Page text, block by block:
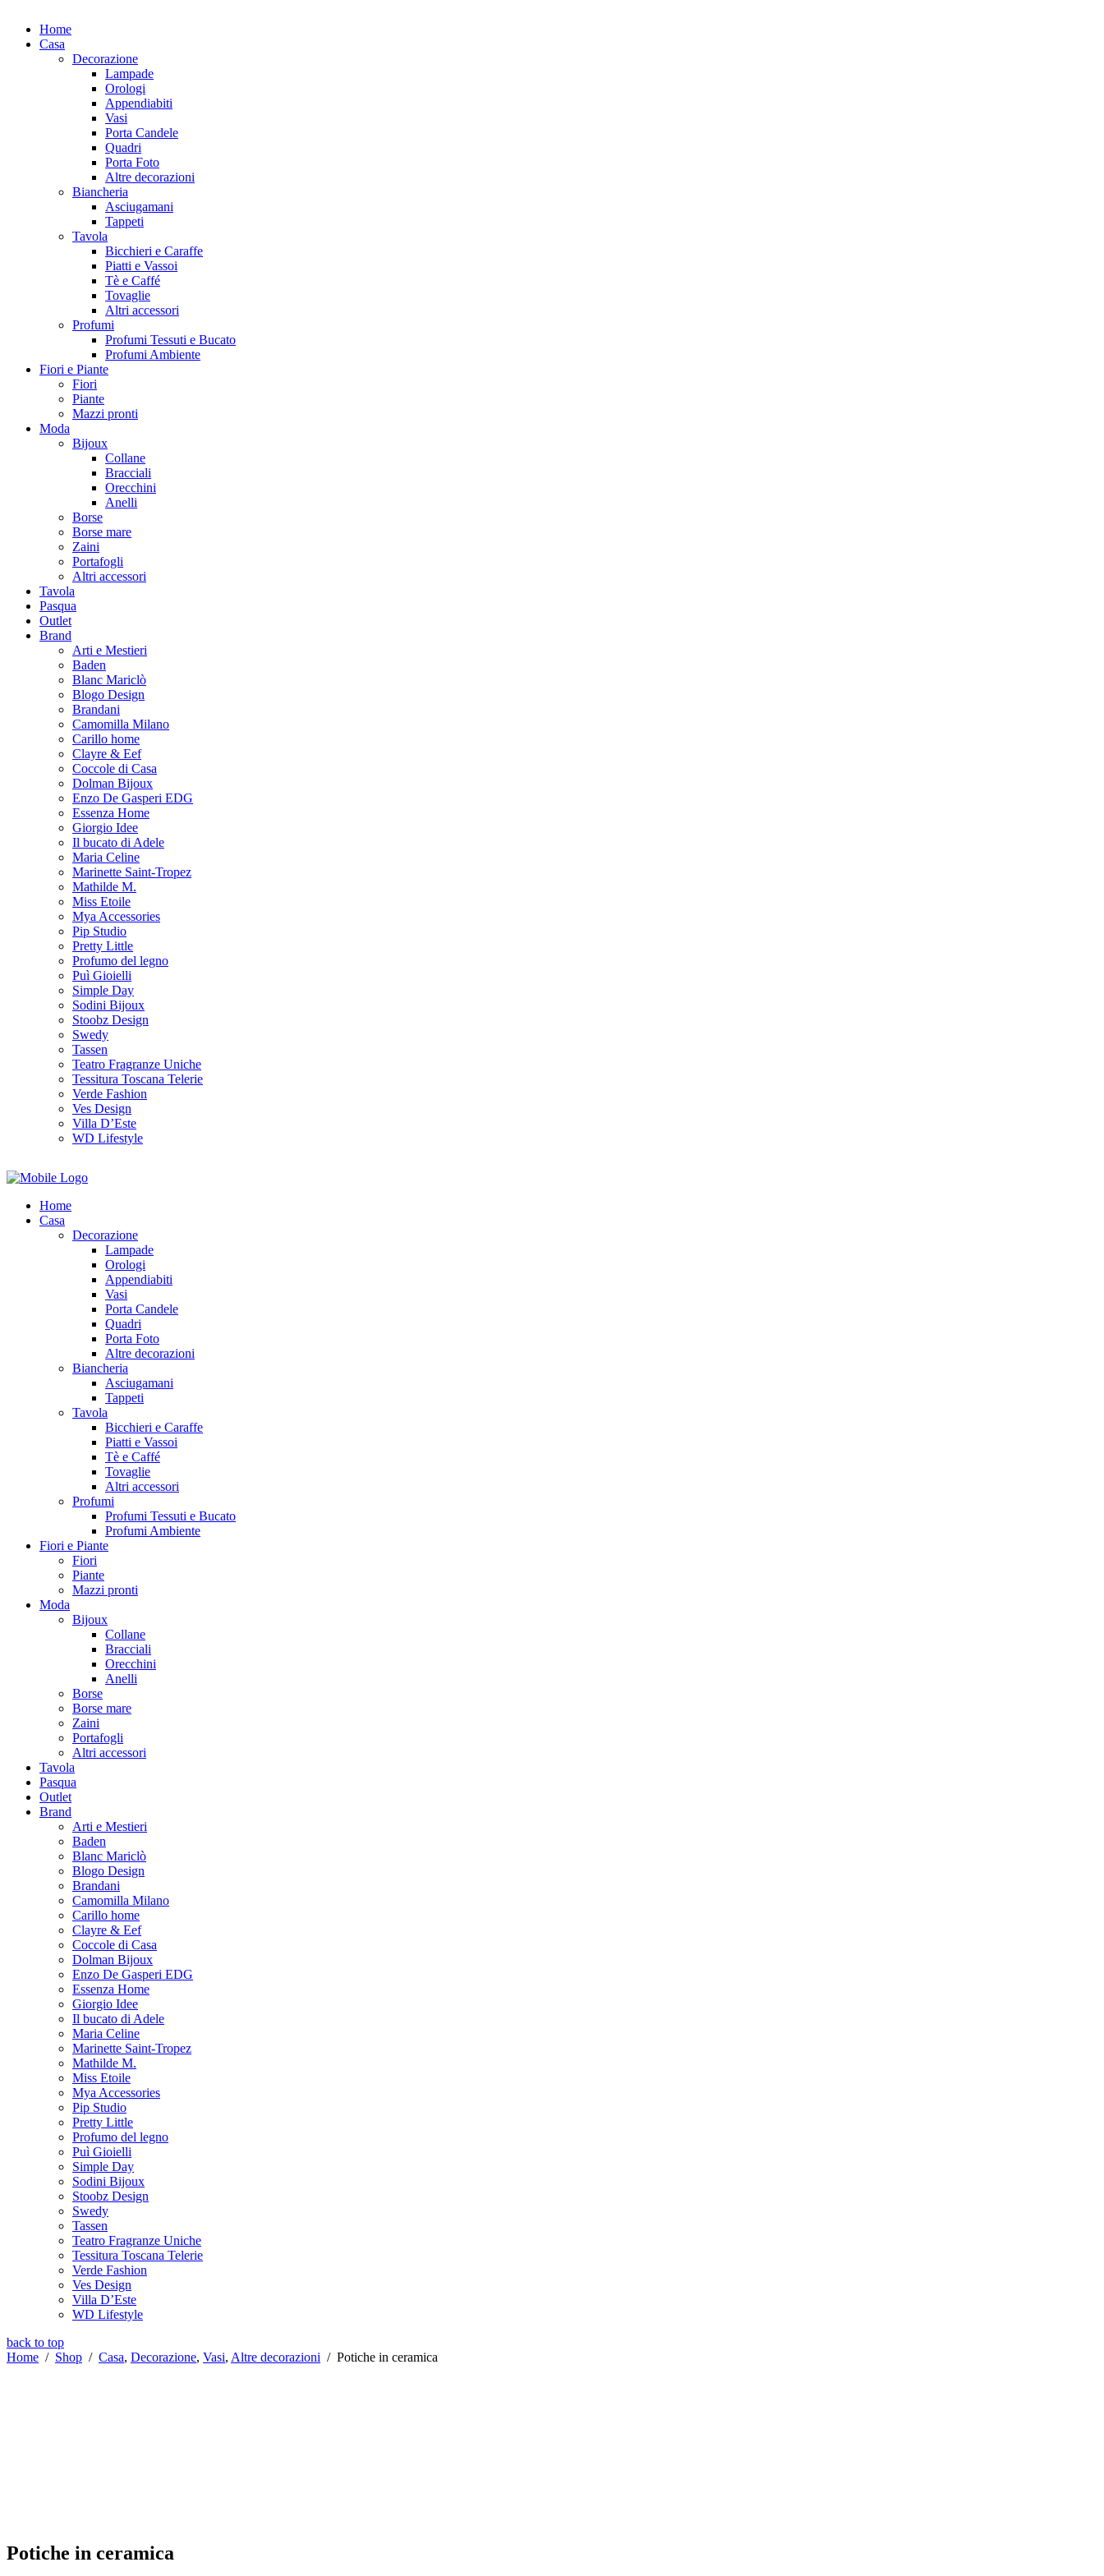
Home
Casa
Decorazione
Lampade
Orologi
Appendiabiti
Vasi
Porta Candele
Quadri
Porta Foto
Altre decorazioni
Biancheria
Asciugamani
Tappeti
Tavola
Bicchieri e Caraffe
Piatti e Vassoi
Tè e Caffé
Tovaglie
Altri accessori
Profumi
Profumi Tessuti e Bucato
Profumi Ambiente
Fiori e Piante
Fiori
Piante
Mazzi pronti
Moda
Bijoux
Collane
Bracciali
Orecchini
Anelli
Borse
Borse mare
Zaini
Portafogli
Altri accessori
Tavola
Pasqua
Outlet
Brand
Arti e Mestieri
Baden
Blanc Mariclò
Blogo Design
Brandani
Camomilla Milano
Carillo home
Clayre & Eef
Coccole di Casa
Dolman Bijoux
Enzo De Gasperi EDG
Essenza Home
Giorgio Idee
Il bucato di Adele
Maria Celine
Marinette Saint-Tropez
Mathilde M.
Miss Etoile
Mya Accessories
Pip Studio
Pretty Little
Profumo del legno
Puì Gioielli
Simple Day
Sodini Bijoux
Stoobz Design
Swedy
Tassen
Teatro Fragranze Uniche
Tessitura Toscana Telerie
Verde Fashion
Ves Design
Villa D’Este
WD Lifestyle
Home
Casa
Decorazione
Lampade
Orologi
Appendiabiti
Vasi
Porta Candele
Quadri
Porta Foto
Altre decorazioni
Biancheria
Asciugamani
Tappeti
Tavola
Bicchieri e Caraffe
Piatti e Vassoi
Tè e Caffé
Tovaglie
Altri accessori
Profumi
Profumi Tessuti e Bucato
Profumi Ambiente
Fiori e Piante
Fiori
Piante
Mazzi pronti
Moda
Bijoux
Collane
Bracciali
Orecchini
Anelli
Borse
Borse mare
Zaini
Portafogli
Altri accessori
Tavola
Pasqua
Outlet
Brand
Arti e Mestieri
Baden
Blanc Mariclò
Blogo Design
Brandani
Camomilla Milano
Carillo home
Clayre & Eef
Coccole di Casa
Dolman Bijoux
Enzo De Gasperi EDG
Essenza Home
Giorgio Idee
Il bucato di Adele
Maria Celine
Marinette Saint-Tropez
Mathilde M.
Miss Etoile
Mya Accessories
Pip Studio
Pretty Little
Profumo del legno
Puì Gioielli
Simple Day
Sodini Bijoux
Stoobz Design
Swedy
Tassen
Teatro Fragranze Uniche
Tessitura Toscana Telerie
Verde Fashion
Ves Design
Villa D’Este
WD Lifestyle
back to top
Home / Shop / Casa, Decorazione, Vasi, Altre decorazioni / Potiche in ceramica
Potiche in ceramica